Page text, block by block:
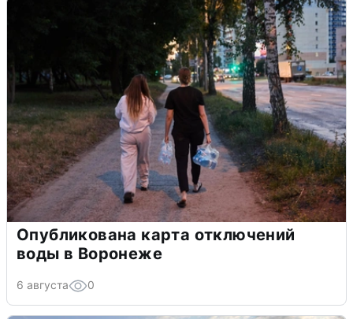
Опубликована карта отключений
воды в Воронеже
6 августа 0